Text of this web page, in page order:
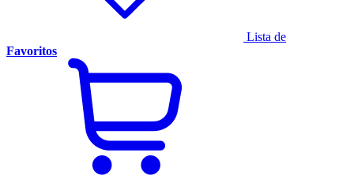
Lista de
Favoritos